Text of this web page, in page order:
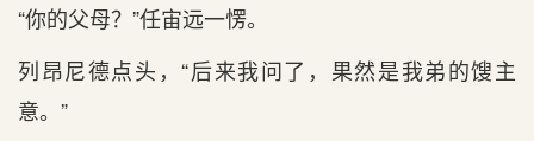
“你的父母？”任宙远一愣。
列昂尼德点头，“后来我问了，果然是我弟的馊主
意。”